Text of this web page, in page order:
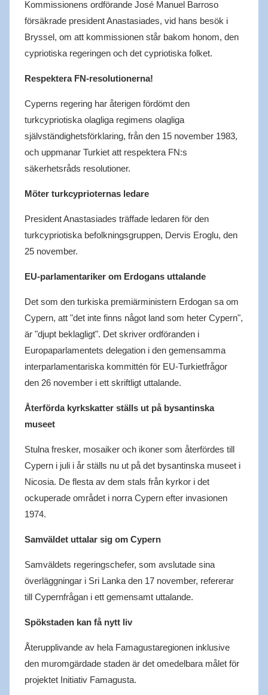
Kommissionens ordförande José Manuel Barroso
försäkrade president Anastasiades, vid hans besök i
Bryssel, om att kommissionen står bakom honom, den
cypriotiska regeringen och det cypriotiska folket.
Respektera FN-resolutionerna!
Cyperns regering har återigen fördömt den
turkcypriotiska olagliga regimens olagliga
självständighetsförklaring, från den 15 november 1983,
och uppmanar Turkiet att respektera FN:s
säkerhetsråds resolutioner.
Möter turkcyprioternas ledare
President Anastasiades träffade ledaren för den
turkcypriotiska befolkningsgruppen, Dervis Eroglu, den
25 november.
EU-parlamentariker om Erdogans uttalande
Det som den turkiska premiärministern Erdogan sa om
Cypern, att "det inte finns något land som heter Cypern",
är "djupt beklagligt". Det skriver ordföranden i
Europaparlamentets delegation i den gemensamma
interparlamentariska kommittén för EU-Turkietfrågor
den 26 november i ett skriftligt uttalande.
Återförda kyrkskatter ställs ut på bysantinska
museet
Stulna fresker, mosaiker och ikoner som återfördes till
Cypern i juli i år ställs nu ut på det bysantinska museet i
Nicosia. De flesta av dem stals från kyrkor i det
ockuperade området i norra Cypern efter invasionen
1974.
Samväldet uttalar sig om Cypern
Samväldets regeringschefer, som avslutade sina
överläggningar i Sri Lanka den 17 november, refererar
till Cypernfrågan i ett gemensamt uttalande.
Spökstaden kan få nytt liv
Återupplivande av hela Famagustaregionen inklusive
den muromgärdade staden är det omedelbara målet för
projektet Initiativ Famagusta.